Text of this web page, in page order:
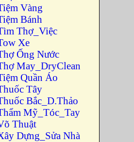
Vàng
Bánh
Thợ_Việc
Xe
Ống Nước
May_DryClean
Quần Áo
Tây
Bắc_D.Thảo
Mỹ_Tóc_Tay
Thuật
Dựng_Sửa Nhà